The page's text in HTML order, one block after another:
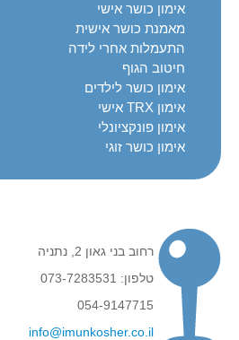
אימון כושר אישי
מאמנת כושר אישית
התעמלות אחרי לידה
חיטוב הגוף
אימון כושר לילדים
אימון TRX אישי
אימון פונקציונלי
אימון כושר זוגי
רחוב בני גאון 2, נתניה
טלפון: 073-7283531
054-9147715
info@imunkosher.co.il